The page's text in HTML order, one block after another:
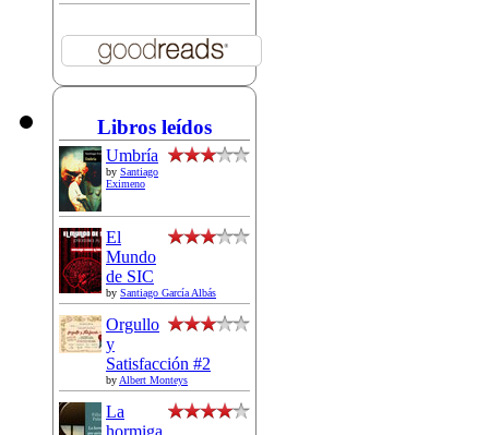
Libros leídos
Umbría
by Santiago
Eximeno
El
Mundo
de SIC
by Santiago García Albás
Orgullo
y
Satisfacción #2
by Albert Monteys
La
hormiga